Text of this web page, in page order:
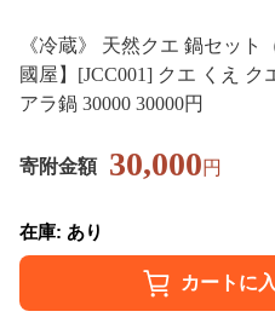
《冷蔵》 天然クエ 鍋セット
國屋】[JCC001] クエ くえ
アラ鍋 30000 30000円
寄附金額 30,000円
在庫: あり